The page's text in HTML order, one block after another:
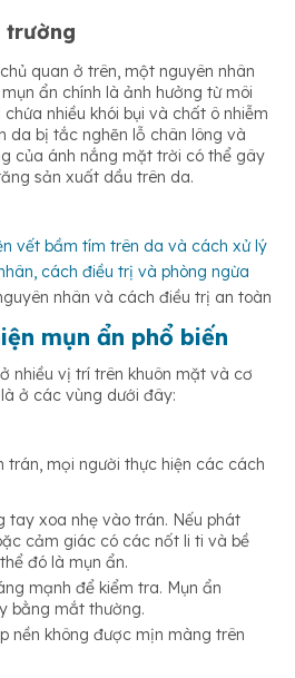
trường
quan ở trên, một nguyên nhân
ẩn chính là ảnh hưởng từ môi
nhiều khói bụi và chất ô nhiễm
da bị tắc nghẽn lỗ chân lông và
của ánh nắng mặt trời có thể gây
sản xuất dầu trên da.
vết bầm tím trên da và cách xử lý
cách điều trị và phòng ngừa
nhân và cách điều trị an toàn
mụn ẩn phổ biến
nhiều vị trí trên khuôn mặt và cơ
ở các vùng dưới đây:
trán, mọi người thực hiện các cách
tay xoa nhẹ vào trán. Nếu phát
cảm giác có các nốt li ti và bề
đó là mụn ẩn.
mạnh để kiểm tra. Mụn ẩn
bằng mắt thường.
nền không được mịn màng trên